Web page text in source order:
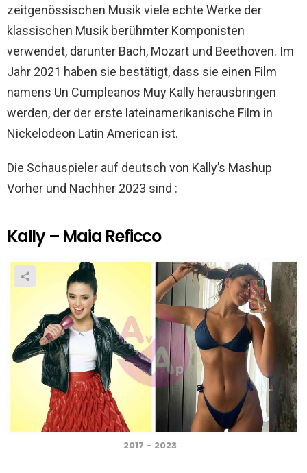
zeitgenössischen Musik viele echte Werke der
klassischen Musik berühmter Komponisten
verwendet, darunter Bach, Mozart und Beethoven. Im
Jahr 2021 haben sie bestätigt, dass sie einen Film
namens Un Cumpleanos Muy Kally herausbringen
werden, der der erste lateinamerikanische Film in
Nickelodeon Latin American ist.
Die Schauspieler auf deutsch von Kally’s Mashup
Vorher und Nachher 2023 sind :
Kally – Maia Reficco
2017 – 2023